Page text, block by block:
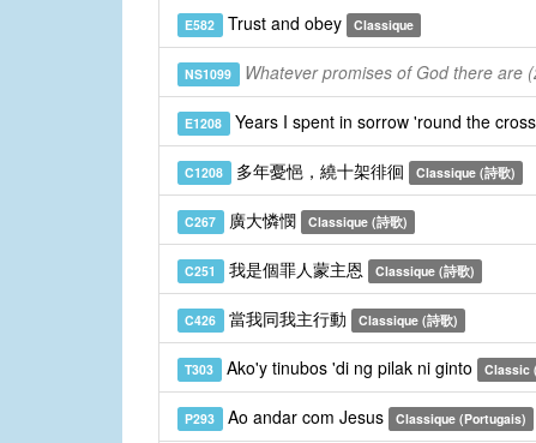
E582 Trust and obey Classique
NS1099 Whatever promises of God there are
E1208 Years I spent in sorrow 'round the cross
C1208 多年憂悒，繞十架徘徊 Classique (詩歌)
C267 廣大憐憫 Classique (詩歌)
C251 我是個罪人蒙主恩 Classique (詩歌)
C426 當我同我主行動 Classique (詩歌)
T303 Ako'y tinubos 'di ng pilak ni ginto Classic
P293 Ao andar com Jesus Classique (Portugais)